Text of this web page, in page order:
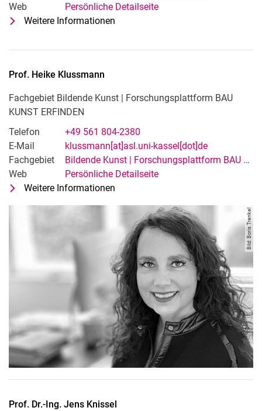
Web
Persönliche Detailseite
Weitere Informationen
Prof. Heike Klussmann
Fachgebiet Bildende Kunst | Forschungsplattform BAU
KUNST ERFINDEN
Telefon
+49 561 804-2380
E-Mail
klussmann[at]asl.uni-kassel[dot]de
Fachgebiet
Bildende Kunst | Forschungsplattform BAU KUNST ERFINDEN
Web
Persönliche Detailseite
Weitere Informationen
Bild: Boris Trenkel
Prof. Dr.-Ing. Jens Knissel